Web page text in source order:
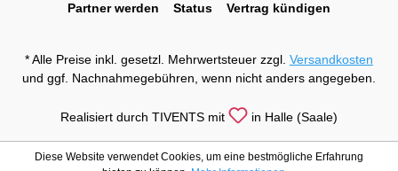
Partner werden
Status Vertrag kündigen
* Alle Preise inkl. gesetzl. Mehrwertsteuer zzgl. Versandkosten
und ggf. Nachnahmegebühren, wenn nicht anders angegeben.
Realisiert durch TIVENTS mit in Halle (Saale)
Diese Website verwendet Cookies, um eine bestmögliche Erfahrung